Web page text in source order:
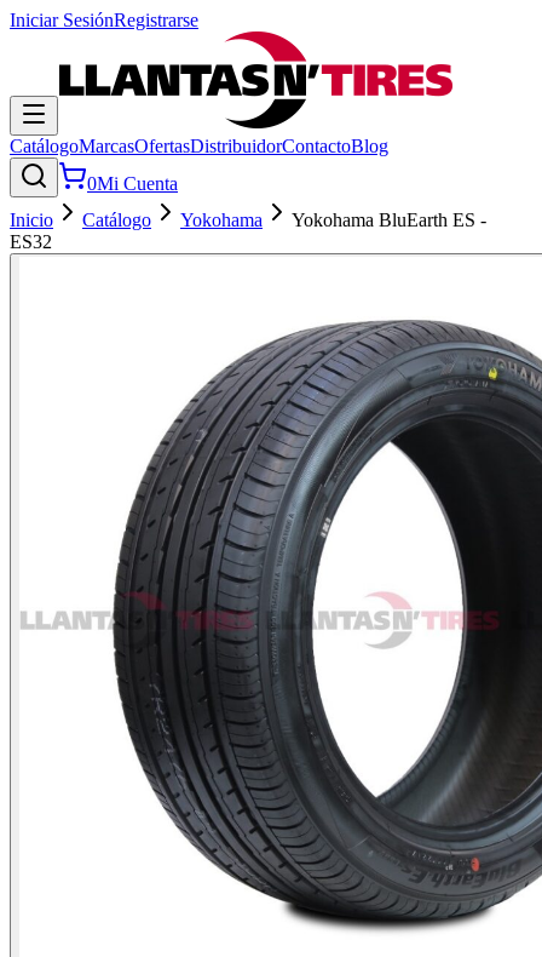
Iniciar SesiónRegistrarse
CatálogoMarcasOfertasDistribuidorContactoBlog
0Mi Cuenta
Inicio
Catálogo Yokohama
Yokohama BluEarth ES -
ES32